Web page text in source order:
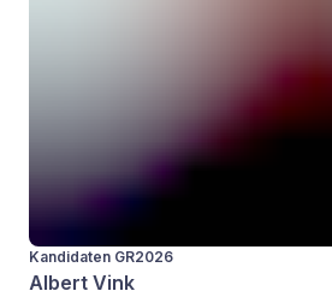
Kandidaten GR2026
Albert Vink